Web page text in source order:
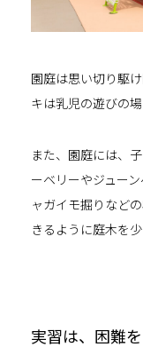
園庭は思い切り駆
キは乳児の遊びの
また、園庭には、
ーベリーやジュー
ャガイモ掘りなど
きるように庭木を
実習は、困難